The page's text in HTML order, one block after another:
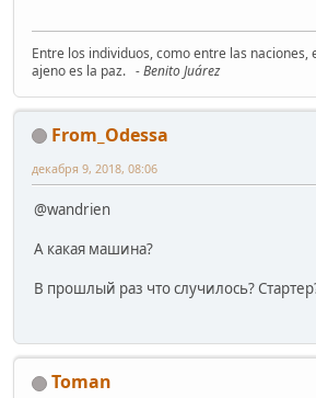
Entre los individuos, como entre las naciones,
ajeno es la paz. - Benito Juárez
From_Odessa
декабря 9, 2018, 08:06
@wandrien
А какая машина?
В прошлый раз что случилось?
Toman